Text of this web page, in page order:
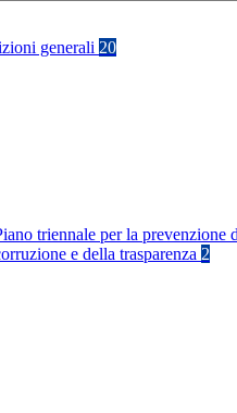
generali 20
triennale per la prevenzione
e della trasparenza 2